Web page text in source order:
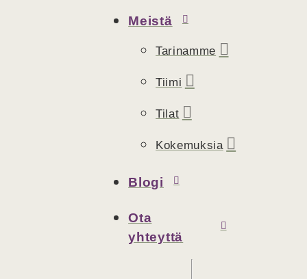
Meistä
Tarinamme
Tiimi
Tilat
Kokemuksia
Blogi
Ota
yhteyttä